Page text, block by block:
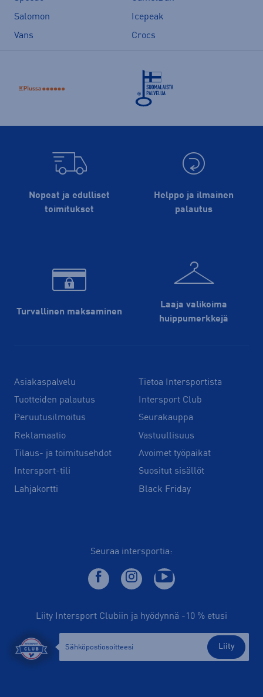
Salomon
Icepeak
Vans
Crocs
Nopeat ja edulliset
toimitukset
Helppo ja ilmainen
palautus
Turvallinen maksaminen
Laaja valikoima
huippu­merkkejä
Asiakaspalvelu
Tuotteiden palautus
Peruutusilmoitus
Reklamaatio
Tilaus- ja toimitusehdot
Intersport-tili
Lahjakortti
Tietoa Intersportista
Intersport Club
Seurakauppa
Vastuullisuus
Avoimet työpaikat
Suositut sisällöt
Black Friday
Seuraa intersportia:
Liity Intersport Clubiin ja hyödynnä -10 % etusi
Liity